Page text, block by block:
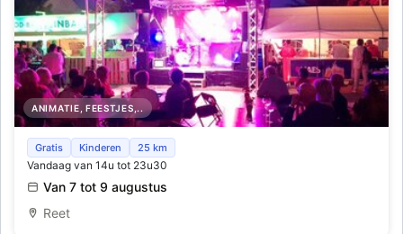
ANIMATIE, FEESTJES,..
Live Muziek aan onze zomerbars tijdens de Lichtfeesten
Gratis Kinderen 25 km
Vandaag van 14u tot 23u30
Van 7 tot 9 augustus
Reet